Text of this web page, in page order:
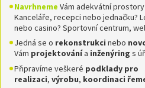
Navrhneme Vám adekvátní
Kanceláře, recepci nebo jednačku?
nebo casino? Sportovní centrum,
Jedná se o rekonstrukci nebo
Vám projektovánía inženýring s
Připravíme veškeré podklady pro
realizaci, výrobu, koordinaci